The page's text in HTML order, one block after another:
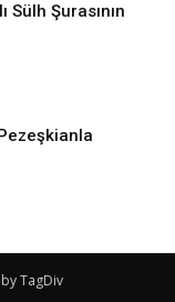
Sülh Şurasının
TagDiv